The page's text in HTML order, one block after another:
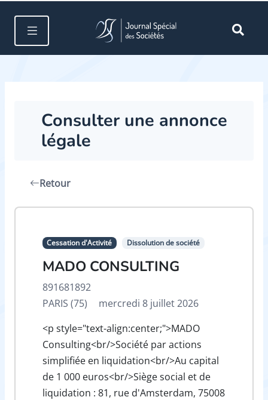
Consulter une annonce
légale
Retour
Cessation d'Activité Dissolution de société
MADO CONSULTING
891681892
PARIS (75)
mercredi 8 juillet 2026
<p style="text-align:center;">MADO
Consulting<br/>Société par actions
simplifiée en liquidation<br/>Au capital
de 1 000 euros<br/>Siège social et de
liquidation : 81, rue d'Amsterdam, 75008